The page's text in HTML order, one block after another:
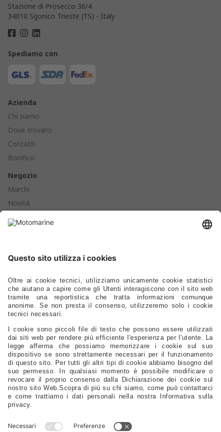
Stazione di Prosecco 36/4
34010 Sgonico Trieste (TS) - Italy
Spediamo con
Azienda
Chi siamo
Dove trovarci
Contatti
Bonifico
Negozio
Marchi
Novità
Cataloghi
Ferramenta - Chiusure - Viteria
Scalette - Passerelle - Supporti Sedili - Oblò - Prese D'aria
Cucine - Frigoriferi - Sanitari - Idraulica - Raccorderia - Pompe
Elettrica - Luci - Fanali - Energia
Strumentazione - Bussole - Binocoli - Antenne - Elettronica
Sicurezza - Sport - Abbigliamento - Battelli - Alaggio - Carrelli
Vela - Cordame - Coperture - Rivestimenti
Ricambi Motore - Eliche - Anodi - Serbatoi - Filtri
Timonerie - Comandi - Timoni - Flaps - Bow Thruster
Lubrificanti - Colle - Detergenti - Spazzole - Vernici - Utensili
Servizi Da Tavola - Arredo - Oggettistica